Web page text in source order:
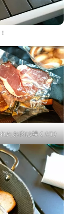
たお肉は焼くだけ